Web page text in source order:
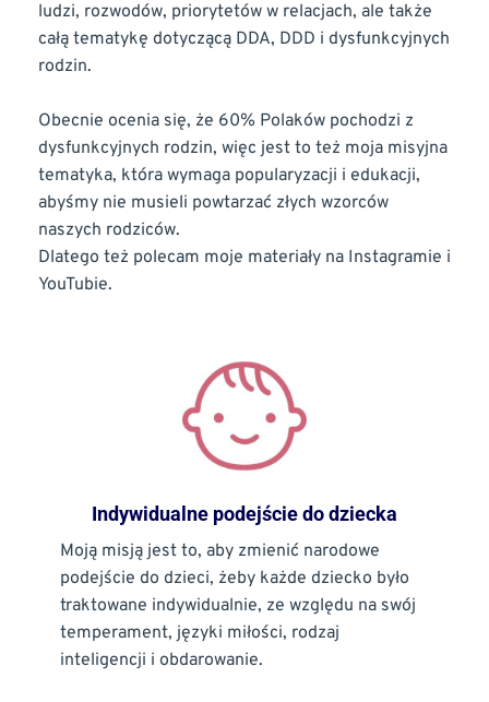
ludzi, rozwodów, priorytetów w relacjach, ale także
całą tematykę dotyczącą DDA, DDD i dysfunkcyjnych
rodzin.
Obecnie ocenia się, że 60% Polaków pochodzi z
dysfunkcyjnych rodzin, więc jest to też moja misyjna
tematyka, która wymaga popularyzacji i edukacji,
abyśmy nie musieli powtarzać złych wzorców
naszych rodziców.
Dlatego też polecam moje materiały na Instagramie i
YouTubie.
Indywidualne podejście do dziecka
Moją misją jest to, aby zmienić narodowe
podejście do dzieci, żeby każde dziecko było
traktowane indywidualnie, ze względu na swój
temperament, języki miłości, rodzaj
inteligencji i obdarowanie.